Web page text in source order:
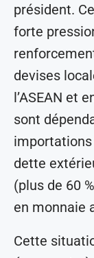
président.
forte
devises
l’ASEAN et
sont
dette
(plus de 60
en monnaie
Cette